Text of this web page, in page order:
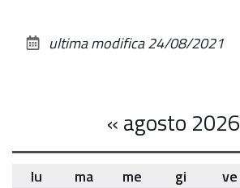
alle
documento
ultima modifica24/08/2021
«agosto 2026
lu ma me gi ve